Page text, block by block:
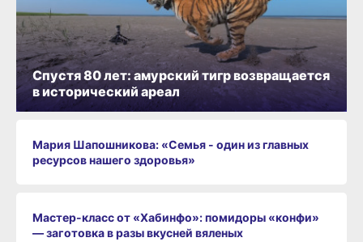
Мария Шапошникова: «Семья - один из главных
ресурсов нашего здоровья»
Мастер-класс от «Хабинфо»: помидоры «конфи»
— заготовка в разы вкусней вяленых
Спустя 80 лет: амурский тигр возвращается
в исторический ареал